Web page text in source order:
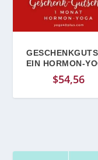
EIN HORMON-
$54,56